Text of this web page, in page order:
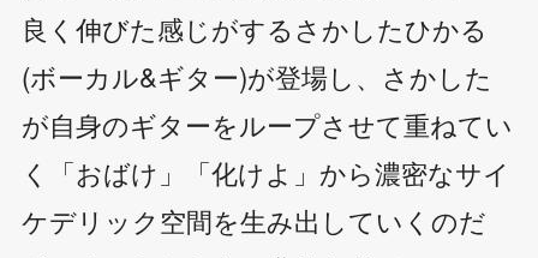
良く伸びた感じがするさかしたひかる
(ボーカル&ギター)が登場し、さかした
が自身のギターをループさせて重ねてい
く「おばけ」「化けよ」から濃密なサイ
ケデリック空間を生み出していくのだ